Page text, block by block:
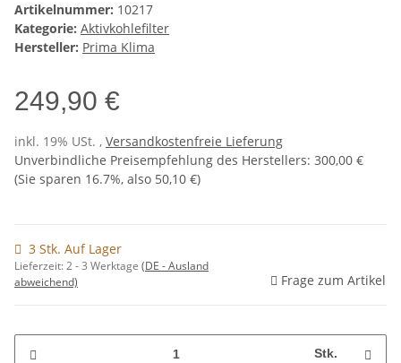
Artikelnummer: 10217
Kategorie: Aktivkohlefilter
Hersteller: Prima Klima
249,90 €
inkl. 19% USt. , Versandkostenfreie Lieferung
Unverbindliche Preisempfehlung des Herstellers: 300,00 €
(Sie sparen 16.7%, also 50,10 €)
3 Stk. Auf Lager
Lieferzeit:2 - 3 Werktage (DE - Ausland
abweichend)
Frage zum Artikel
Stk.